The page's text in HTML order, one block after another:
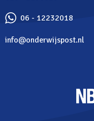
06 - 12232018
info@onderwijspost.nl